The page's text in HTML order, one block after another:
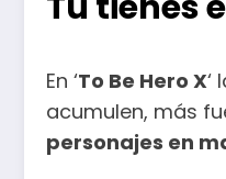
En ‘To Be Hero X‘
acumulen, más
personajes en